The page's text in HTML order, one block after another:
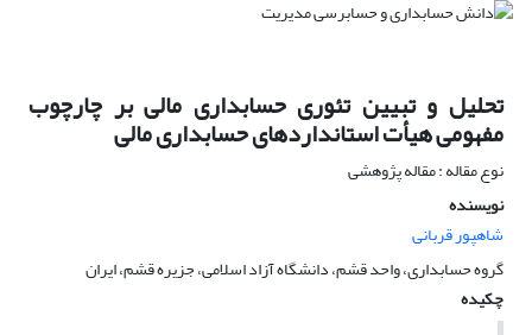
تحلیل و تبیین تئوری حسابداری مالی بر چارچوب
مفهومی هیأت استانداردهای حسابداری مالی
نوع مقاله : مقاله پژوهشی
نویسنده
شاهپور قربانی
گروه حسابداری، واحد قشم، دانشگاه آزاد اسلامی، جزیره قشم، ایران
چکیده